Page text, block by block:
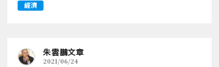
經濟
朱雲鵬文章
2021/06/24